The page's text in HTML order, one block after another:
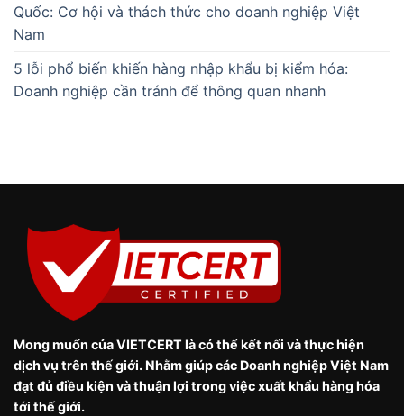
Quốc: Cơ hội và thách thức cho doanh nghiệp Việt
Nam
5 lỗi phổ biến khiến hàng nhập khẩu bị kiểm hóa:
Doanh nghiệp cần tránh để thông quan nhanh
Mong muốn của VIETCERT là có thể kết nối và thực hiện
dịch vụ trên thế giới. Nhằm giúp các Doanh nghiệp Việt Nam
đạt đủ điều kiện và thuận lợi trong việc xuất khẩu hàng hóa
tới thế giới.